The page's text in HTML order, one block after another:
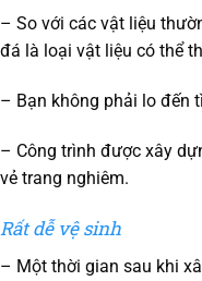
– So với các vật liệu
đá là loại vật liệu có thể
– Bạn không phải lo đến
– Công trình được xây
vẻ trang nghiêm.
Rất dễ vệ sinh
– Một thời gian sau khi